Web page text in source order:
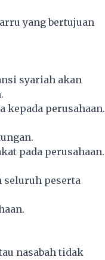
yang bertujuan
syariah akan
kepada perusahaan.
pada perusahaan.
peserta
nasabah tidak